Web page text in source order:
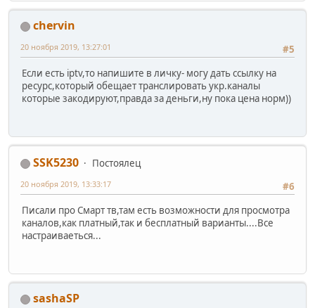
chervin
#5
20 ноября 2019, 13:27:01
Если есть iptv,то напишите в личку- могу дать ссылку на
ресурс,который обещает транслировать укр.каналы
которые закодируют,правда за деньги,ну пока цена норм))
SSK5230
Постоялец
#6
20 ноября 2019, 13:33:17
Писали про Смарт тв,там есть возможности для просмотра
каналов,как платный,так и бесплатный варианты....Все
настраиваеться...
sashaSP